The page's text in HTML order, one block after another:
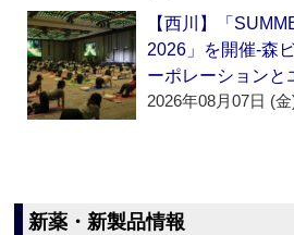
【西川】「
2026」を開催‐森
ーポレーション
2026年08月07日 (金
新薬・新製品情報